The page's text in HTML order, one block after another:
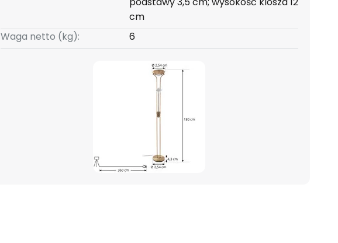
cm
Waga netto (kg):
6